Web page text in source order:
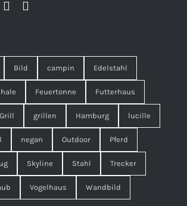
Bild campin Edelstahl
Feuertonne Futterhaus
Grill grillen Hamburg lucille
negan Outdoor Pferd
Skyline Stahl Trecker
Vogelhaus Wandbild